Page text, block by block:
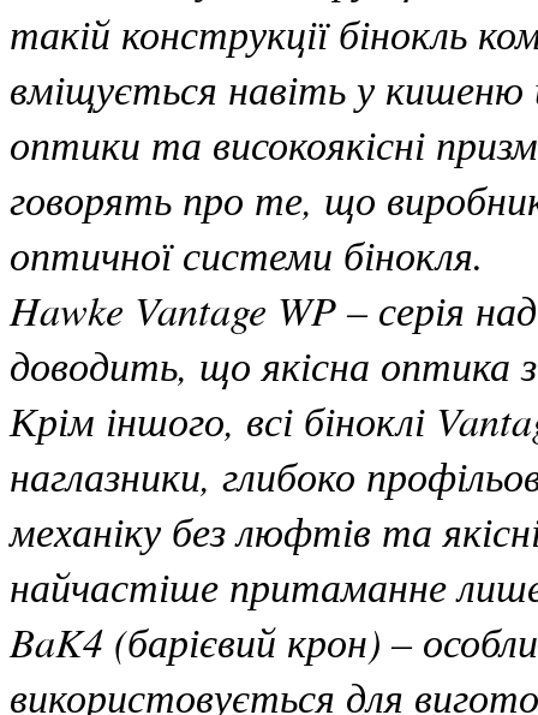
такій конструкції бінокль
вміщується навіть у
оптики та високоякісні
говорять про те, що
оптичної системи бінокля.
Hawke Vantage WP – серія
доводить, що якісна оптика
Крім іншого, всі біноклі
наглазники, глибоко
механіку без люфтів та
найчастіше притаманне
BaK4 (барієвий крон) –
використовується для